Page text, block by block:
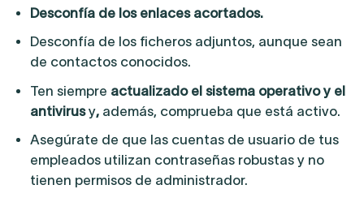
Desconfía de los enlaces acortados.
Desconfía de los ficheros adjuntos, aunque sean
de contactos conocidos.
Ten siempre actualizado el sistema operativo y el
antivirusy, además, comprueba que está activo.
Asegúrate de que las cuentas de usuario de tus
empleados utilizan contraseñas robustas y no
tienen permisos de administrador.